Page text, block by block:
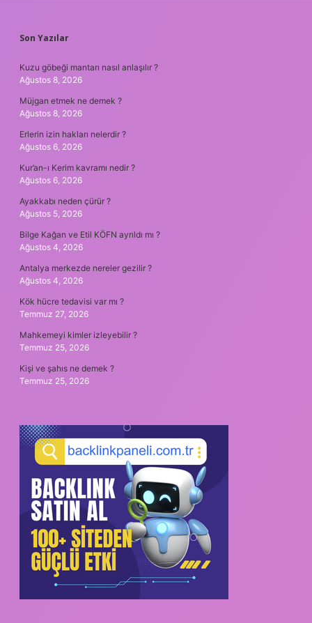
SIDEBAR
Son Yazılar
Kuzu göbeği mantarı nasıl anlaşılır ?
Ağustos 8, 2026
Müjgan etmek ne demek ?
Ağustos 8, 2026
Erlerin izin hakları nelerdir ?
Ağustos 6, 2026
Kur’an-ı Kerim kavramı nedir ?
Ağustos 6, 2026
Ayakkabı neden çürür ?
Ağustos 5, 2026
Bilge Kağan ve Etil KÖFN ayrıldı mı ?
Ağustos 4, 2026
Antalya merkezde nereler gezilir ?
Ağustos 4, 2026
Kök hücre tedavisi var mı ?
Temmuz 27, 2026
Mahkemeyi kimler izleyebilir ?
Temmuz 25, 2026
Kişi ve şahıs ne demek ?
Temmuz 25, 2026